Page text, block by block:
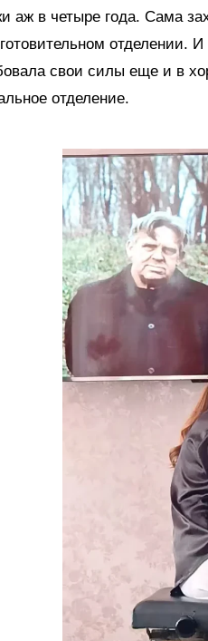
аж в четыре года. Сама
отделении.
свои силы еще и в
отделение.